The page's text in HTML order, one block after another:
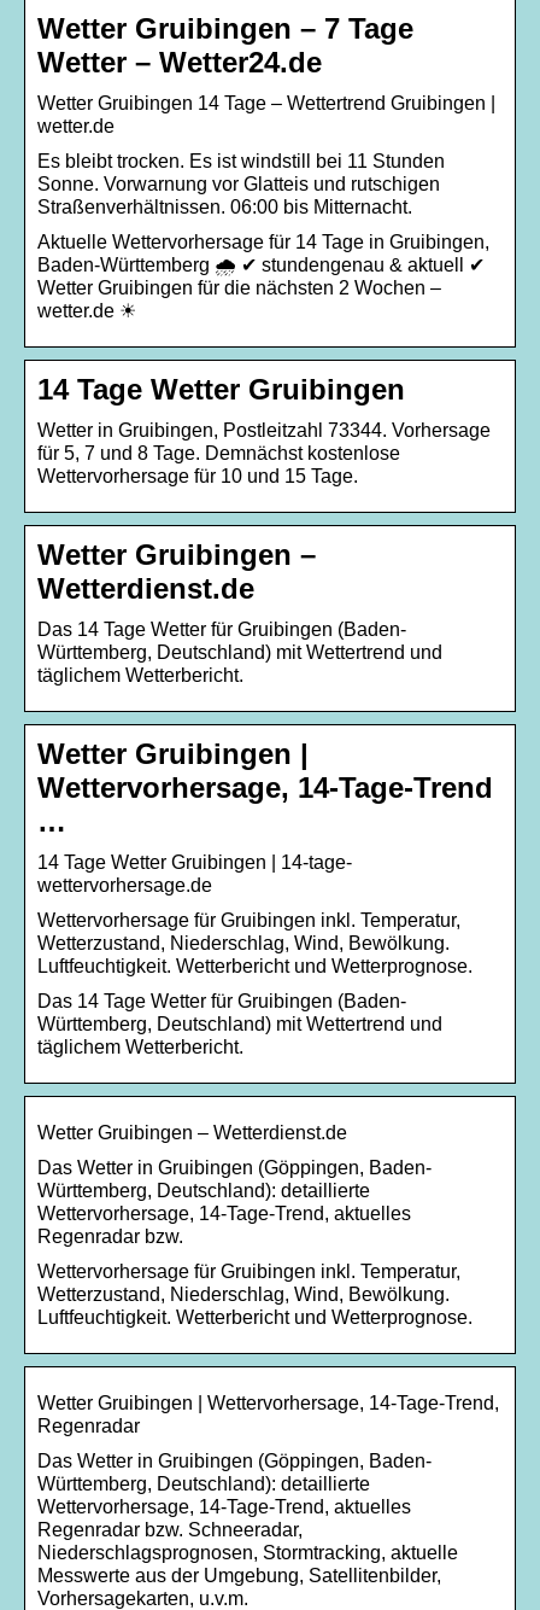
Wetter Gruibingen – 7 Tage
Wetter – Wetter24.de
Wetter Gruibingen 14 Tage – Wettertrend Gruibingen |
wetter.de
Es bleibt trocken. Es ist windstill bei 11 Stunden
Sonne. Vorwarnung vor Glatteis und rutschigen
Straßenverhältnissen. 06:00 bis Mitternacht.
Aktuelle Wettervorhersage für 14 Tage in Gruibingen,
Baden-Württemberg 🌧️ ✔ stundengenau & aktuell ✔
Wetter Gruibingen für die nächsten 2 Wochen –
wetter.de ☀
14 Tage Wetter Gruibingen
Wetter in Gruibingen, Postleitzahl 73344. Vorhersage
für 5, 7 und 8 Tage. Demnächst kostenlose
Wettervorhersage für 10 und 15 Tage.
Wetter Gruibingen –
Wetterdienst.de
Das 14 Tage Wetter für Gruibingen (Baden-
Württemberg, Deutschland) mit Wettertrend und
täglichem Wetterbericht.
Wetter Gruibingen |
Wettervorhersage, 14-Tage-Trend
…
14 Tage Wetter Gruibingen | 14-tage-
wettervorhersage.de
Wettervorhersage für Gruibingen inkl. Temperatur,
Wetterzustand, Niederschlag, Wind, Bewölkung.
Luftfeuchtigkeit. Wetterbericht und Wetterprognose.
Das 14 Tage Wetter für Gruibingen (Baden-
Württemberg, Deutschland) mit Wettertrend und
täglichem Wetterbericht.
Wetter Gruibingen – Wetterdienst.de
Das Wetter in Gruibingen (Göppingen, Baden-
Württemberg, Deutschland): detaillierte
Wettervorhersage, 14-Tage-Trend, aktuelles
Regenradar bzw.
Wettervorhersage für Gruibingen inkl. Temperatur,
Wetterzustand, Niederschlag, Wind, Bewölkung.
Luftfeuchtigkeit. Wetterbericht und Wetterprognose.
Wetter Gruibingen | Wettervorhersage, 14-Tage-Trend,
Regenradar
Das Wetter in Gruibingen (Göppingen, Baden-
Württemberg, Deutschland): detaillierte
Wettervorhersage, 14-Tage-Trend, aktuelles
Regenradar bzw. Schneeradar,
Niederschlagsprognosen, Stormtracking, aktuelle
Messwerte aus der Umgebung, Satellitenbilder,
Vorhersagekarten, u.v.m.